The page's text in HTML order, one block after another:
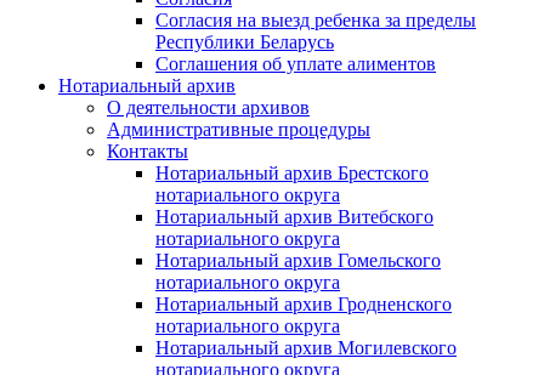
Согласия на выезд ребенка за пределы
Республики Беларусь
Соглашения об уплате алиментов
Нотариальный архив
О деятельности архивов
Административные процедуры
Контакты
Нотариальный архив Брестского
нотариального округа
Нотариальный архив Витебского
нотариального округа
Нотариальный архив Гомельского
нотариального округа
Нотариальный архив Гродненского
нотариального округа
Нотариальный архив Могилевского
нотариального округа